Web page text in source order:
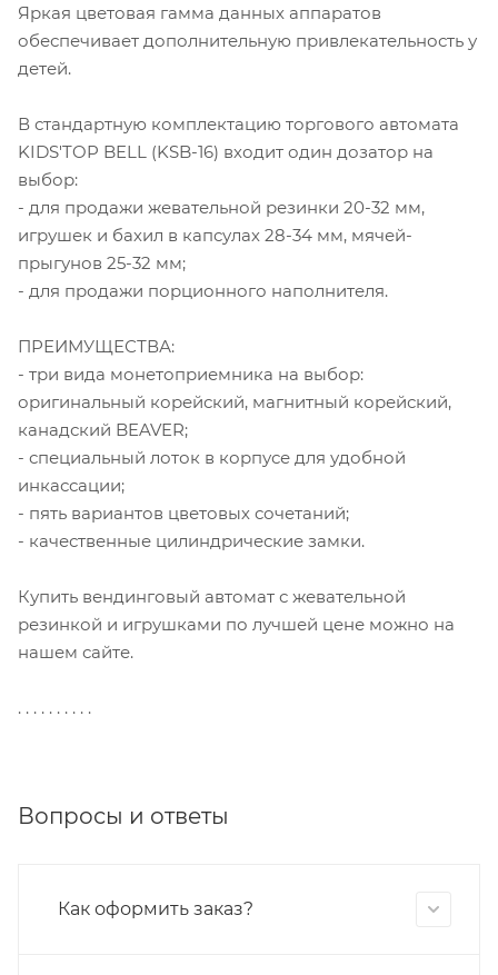
Яркая цветовая гамма данных аппаратов
обеспечивает дополнительную привлекательность у
детей.
В стандартную комплектацию торгового автомата
KIDS'TOP BELL (KSB-16) входит один дозатор на
выбор:
- для продажи жевательной резинки 20-32 мм,
игрушек и бахил в капсулах 28-34 мм, мячей-
прыгунов 25-32 мм;
- для продажи порционного наполнителя.
ПРЕИМУЩЕСТВА:
- три вида монетоприемника на выбор:
оригинальный корейский, магнитный корейский,
канадский BEAVER;
- специальный лоток в корпусе для удобной
инкассации;
- пять вариантов цветовых сочетаний;
- качественные цилиндрические замки.
Купить вендинговый автомат с жевательной
резинкой и игрушками по лучшей цене можно на
нашем сайте.
. . . . . . . . . .
Вопросы и ответы
Как оформить заказ?